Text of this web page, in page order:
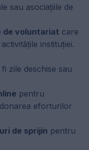
sau asociațiile de
de voluntariat care
instituției.
zile deschise sau
pentru
eforturilor
de sprijin pentru